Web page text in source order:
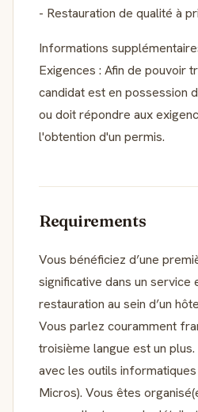
- Restauration de qualité à
Informations
Exigences : Afin de pouvoir
candidat est en possession
ou doit répondre aux
l'obtention d'un permis.
Requirements
Vous bénéficiez d’une
significative dans un service
restauration au sein d’un
Vous parlez couramment
troisième langue est un plus.
avec les outils
Micros). Vous êtes